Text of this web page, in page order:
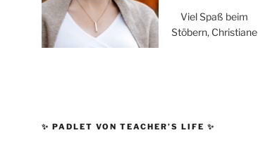
Viel Spaß beim
Stöbern, Christiane
✨ PADLET VON TEACHER’S LIFE ✨